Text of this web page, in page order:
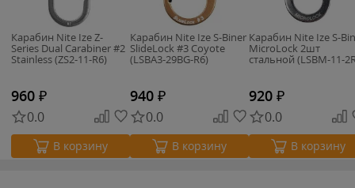
Карабин Nite Ize Z-
Series Dual Carabiner #2
Stainless (ZS2-11-R6)
960 ₽
0.0
В корзину
Карабин Nite Ize S-Biner
SlideLock #3 Coyote
(LSBA3-29BG-R6)
940 ₽
0.0
В корзину
Карабин Nite Ize S-
MicroLock 2шт
стальной (LSBM-11-
920 ₽
0.0
В корзину